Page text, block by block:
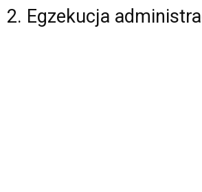
2. Egzekucja